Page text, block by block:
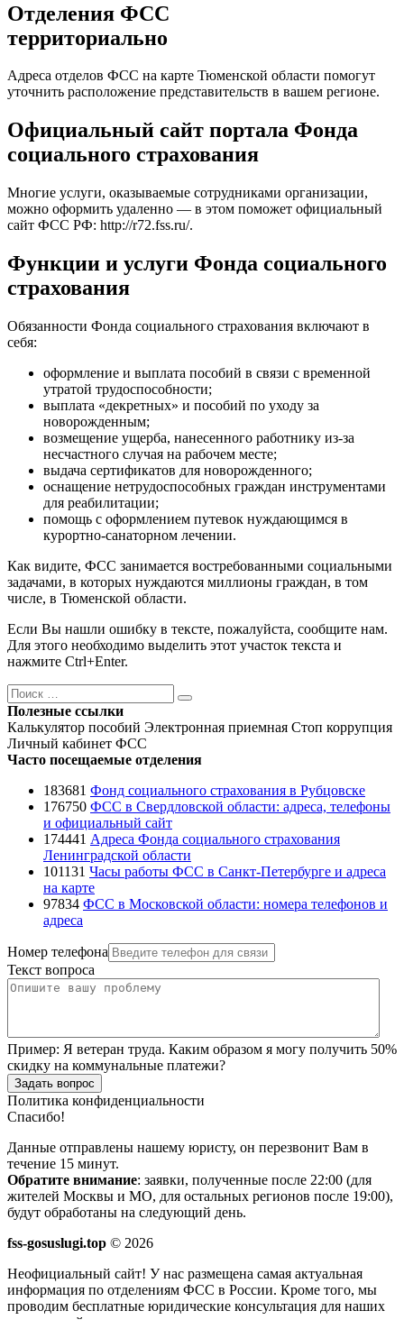
Отделения ФСС
территориально
Адреса отделов ФСС на карте Тюменской области помогут
уточнить расположение представительств в вашем регионе.
Официальный сайт портала Фонда
социального страхования
Многие услуги, оказываемые сотрудниками организации,
можно оформить удаленно — в этом поможет официальный
сайт ФСС РФ: http://r72.fss.ru/.
Функции и услуги Фонда социального
страхования
Обязанности Фонда социального страхования включают в
себя:
оформление и выплата пособий в связи с временной
утратой трудоспособности;
выплата «декретных» и пособий по уходу за
новорожденным;
возмещение ущерба, нанесенного работнику из-за
несчастного случая на рабочем месте;
выдача сертификатов для новорожденного;
оснащение нетрудоспособных граждан инструментами
для реабилитации;
помощь с оформлением путевок нуждающимся в
курортно-санаторном лечении.
Как видите, ФСС занимается востребованными социальными
задачами, в которых нуждаются миллионы граждан, в том
числе, в Тюменской области.
Если Вы нашли ошибку в тексте, пожалуйста, сообщите нам.
Для этого необходимо выделить этот участок текста и
нажмите Ctrl+Enter.
Поиск
Поиск
Полезные ссылки
Калькулятор пособий Электронная приемная Стоп коррупция
Личный кабинет ФСС
Часто посещаемые отделения
183681 Фонд социального страхования в Рубцовске
176750 ФСС в Свердловской области: адреса, телефоны
и официальный сайт
174441 Адреса Фонда социального страхования
Ленинградской области
101131 Часы работы ФСС в Санкт-Петербурге и адреса
на карте
97834 ФСС в Московской области: номера телефонов и
адреса
Номер телефона
Текст вопроса
Пример: Я ветеран труда. Каким образом я могу получить 50%
скидку на коммунальные платежи?
Задать вопрос
Политика конфиденциальности
Спасибо!
Данные отправлены нашему юристу, он перезвонит Вам в
течение 15 минут.
Обратите внимание: заявки, полученные после 22:00 (для
жителей Москвы и МО, для остальных регионов после 19:00),
будут обработаны на следующий день.
fss-gosuslugi.top © 2026
Неофициальный сайт! У нас размещена самая актуальная
информация по отделениям ФСС в России. Кроме того, мы
проводим бесплатные юридические консультация для наших